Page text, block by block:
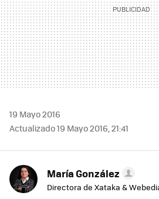
19 Mayo 2016
Actualizado 19 Mayo 2016, 21:41
María González
Directora de Xataka &